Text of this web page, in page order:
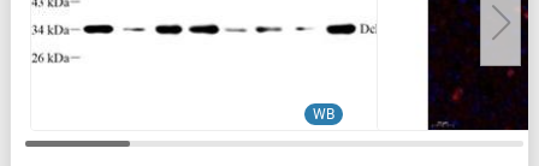
WB